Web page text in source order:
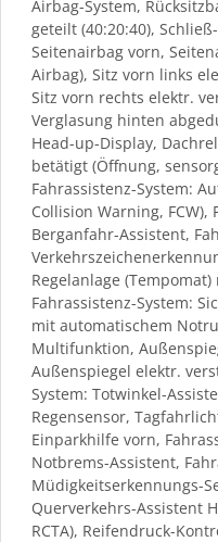
Airbag-System,
geteilt (40:20:40),
Seitenairbag vorn,
Airbag), Sitz vorn links
Sitz vorn rechts elektr.
Verglasung hinten
Head-up-Display,
betätigt (Öffnung,
Fahrassistenz-System:
Collision Warning, FCW),
Berganfahr-Assistent,
Regelanlage
Fahrassistenz-System:
mit automatischem
Multifunktion,
Außenspiegel elektr.
System: Totwinkel-
Regensensor,
Einparkhilfe vorn,
Notbrems-Assistent,
Müdigkeitserkennungs-
Querverkehrs-Assistent
RCTA), Reifendruck-